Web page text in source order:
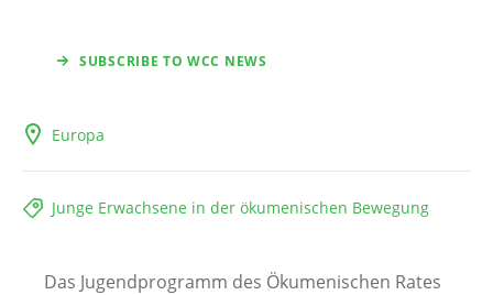
SUBSCRIBE TO WCC NEWS
Europa
Junge Erwachsene in der ökumenischen Bewegung
Das Jugendprogramm des Ökumenischen Rates